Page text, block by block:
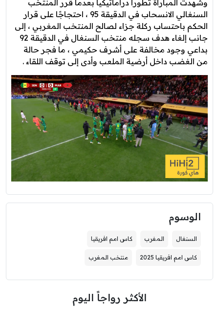
وشهدت المباراة تطورا دراماتيكيا بعدما قرر المنتخب
السنغالي الانسحاب في الدقيقة 95 ، احتجاجًا على قرار
الحكم باحتساب ركلة جزاء لصالح المنتخب المغربي ، إلى
جانب إلغاء هدف سجله منتخب السنغال في الدقيقة 92
بداعي وجود مخالفة على أشرف حكيمي ، ما فجر حالة
من الغضب داخل أرضية الملعب وأدى إلى توقف اللقاء .
الوسوم
السنغال المغرب كاس امم افريقيا
كاس امم افريقيا 2025 منتخب المغرب
الأكثر رواجاً اليوم